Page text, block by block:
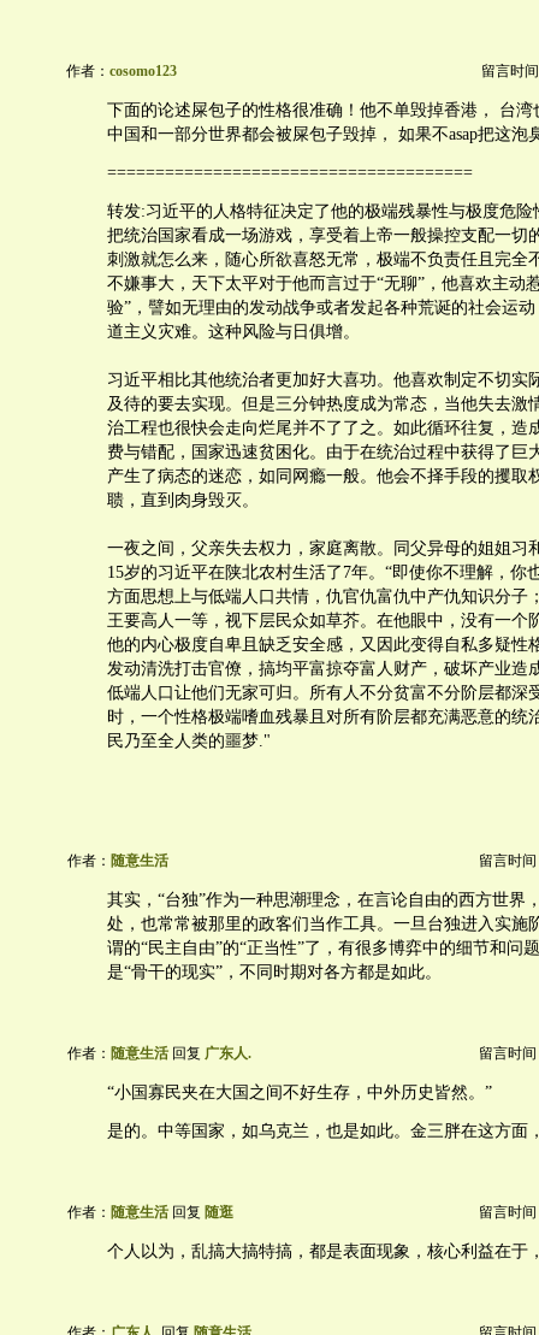
作者： cosomo123 留言时
下面的论述屎包子的性格很准确！他不单毁掉香港， 台湾
中国和一部分世界都会被屎包子毁掉， 如果不asap把这泡
======================================
转发:习近平的人格特征决定了他的极端残暴性与极度危险
把统治国家看成一场游戏，享受着上帝一般操控支配一切
刺激就怎么来，随心所欲喜怒无常，极端不负责任且完全
不嫌事大，天下太平对于他而言过于“无聊”，他喜欢主动
验”，譬如无理由的发动战争或者发起各种荒诞的社会运
道主义灾难。这种风险与日俱增。
习近平相比其他统治者更加好大喜功。他喜欢制定不切实
及待的要去实现。但是三分钟热度成为常态，当他失去激
治工程也很快会走向烂尾并不了了之。如此循环往复，造
费与错配，国家迅速贫困化。由于在统治过程中获得了巨
产生了病态的迷恋，如同网瘾一般。他会不择手段的攫取
聩，直到肉身毁灭。
一夜之间，父亲失去权力，家庭离散。同父异母的姐姐习
15岁的习近平在陕北农村生活了7年。“即使你不理解，你
方面思想上与低端人口共情，仇官仇富仇中产仇知识分子
王要高人一等，视下层民众如草芥。在他眼中，没有一个
他的内心极度自卑且缺乏安全感，又因此变得自私多疑性
发动清洗打击官僚，搞均平富掠夺富人财产，破坏产业造
低端人口让他们无家可归。所有人不分贫富不分阶层都深
时，一个性格极端嗜血残暴且对所有阶层都充满恶意的统
民乃至全人类的噩梦."
作者： 随意生活 留言时间
其实，“台独”作为一种思潮理念，在言论自由的西方世界
处，也常常被那里的政客们当作工具。一旦台独进入实施
谓的“民主自由”的“正当性”了，有很多博弈中的细节和问
是“骨干的现实”，不同时期对各方都是如此。
作者： 随意生活 回复 广东人. 留言时间
“小国寡民夹在大国之间不好生存，中外历史皆然。”
是的。中等国家，如乌克兰，也是如此。金三胖在这方面
作者： 随意生活 回复 随逛 留言时间
个人以为，乱搞大搞特搞，都是表面现象，核心利益在于